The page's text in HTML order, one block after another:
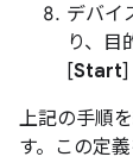
デバイ
り、目
[Start]
上記の手順
す。この定